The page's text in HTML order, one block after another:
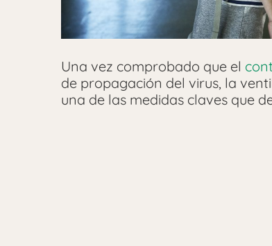
Una vez comprobado que el
de propagación del virus, la
una de las medidas claves que